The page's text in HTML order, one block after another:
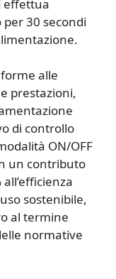
effettua
30 secondi
alle
prestazioni,
di controllo
ON/OFF
un contributo
sostenibile,
al termine
normative